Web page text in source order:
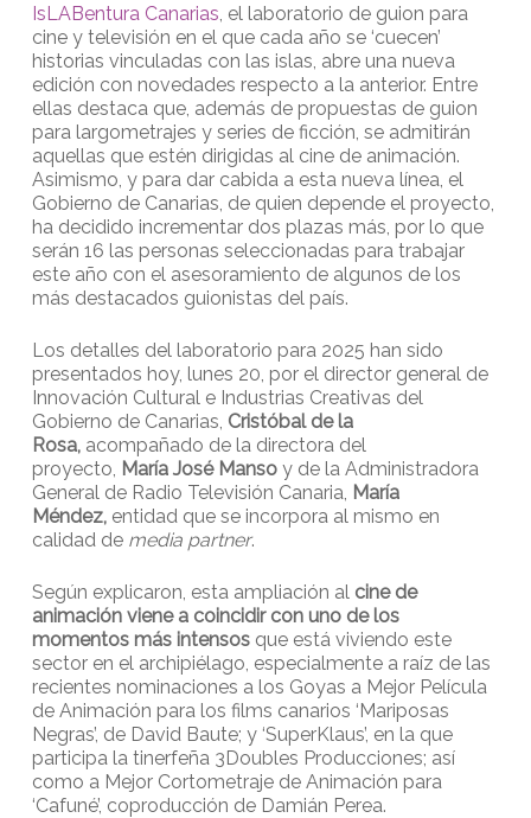
IsLABentura Canarias , el laboratorio de guion para
cine y televisión en el que cada año se ‘cuecen’
historias vinculadas con las islas, abre una nueva
edición con novedades respecto a la anterior. Entre
ellas destaca que, además de propuestas de guion
para largometrajes y series de ficción, se admitirán
aquellas que estén dirigidas al cine de animación.
Asimismo, y para dar cabida a esta nueva línea, el
Gobierno de Canarias, de quien depende el proyecto,
ha decidido incrementar dos plazas más, por lo que
serán 16 las personas seleccionadas para trabajar
este año con el asesoramiento de algunos de los
más destacados guionistas del país.
Los detalles del laboratorio para 2025 han sido
presentados hoy, lunes 20, por el director general de
Innovación Cultural e Industrias Creativas del
Gobierno de Canarias, Cristóbal de la
Rosa,acompañado de la directora del
proyecto, María José Mansoy de la Administradora
General de Radio Televisión Canaria, María
Méndez,entidad que se incorpora al mismo en
calidad demedia partner.
Según explicaron, esta ampliación al cine de
animación viene a coincidir con uno de los
momentos más intensosque está viviendo este
sector en el archipiélago, especialmente a raíz de las
recientes nominaciones a los Goyas a Mejor Película
de Animación para los films canarios ‘Mariposas
Negras’, de David Baute; y ‘SuperKlaus’, en la que
participa la tinerfeña 3Doubles Producciones; así
como a Mejor Cortometraje de Animación para
‘Cafuné’, coproducción de Damián Perea.